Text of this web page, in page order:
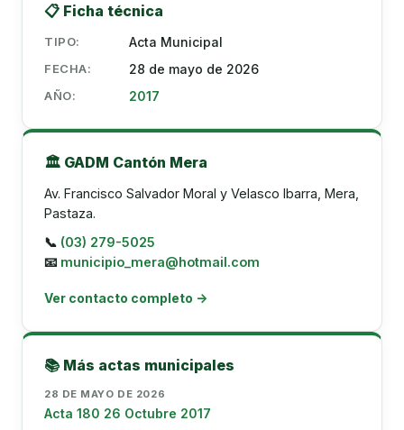
📋 Ficha técnica
TIPO: Acta Municipal
FECHA: 28 de mayo de 2026
AÑO: 2017
🏛️ GADM Cantón Mera
Av. Francisco Salvador Moral y Velasco Ibarra, Mera,
Pastaza.
📞 (03) 279-5025
📧 municipio_mera@hotmail.com
Ver contacto completo →
📚 Más actas municipales
28 DE MAYO DE 2026
Acta 180 26 Octubre 2017